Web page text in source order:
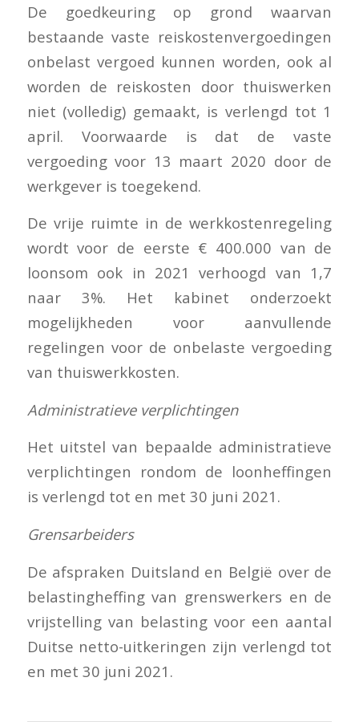
De goedkeuring op grond waarvan
bestaande vaste reiskostenvergoedingen
onbelast vergoed kunnen worden, ook al
worden de reiskosten door thuiswerken
niet (volledig) gemaakt, is verlengd tot 1
april. Voorwaarde is dat de vaste
vergoeding voor 13 maart 2020 door de
werkgever is toegekend.
De vrije ruimte in de werkkostenregeling
wordt voor de eerste € 400.000 van de
loonsom ook in 2021 verhoogd van 1,7
naar 3%. Het kabinet onderzoekt
mogelijkheden voor aanvullende
regelingen voor de onbelaste vergoeding
van thuiswerkkosten.
Administratieve verplichtingen
Het uitstel van bepaalde administratieve
verplichtingen rondom de loonheffingen
is verlengd tot en met 30 juni 2021.
Grensarbeiders
De afspraken Duitsland en België over de
belastingheffing van grenswerkers en de
vrijstelling van belasting voor een aantal
Duitse netto-uitkeringen zijn verlengd tot
en met 30 juni 2021.